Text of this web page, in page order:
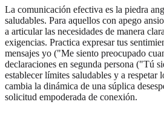
La comunicación efectiva es la piedra
saludables. Para aquellos con apego
a articular las necesidades de manera
exigencias. Practica expresar tus
mensajes yo ("Me siento preocupado
declaraciones en segunda persona ("Tú
establecer límites saludables y a respetar
cambia la dinámica de una súplica
solicitud empoderada de conexión.